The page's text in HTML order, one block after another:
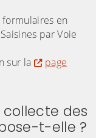
en
par Voie
sur la
page
collecte des
t-elle ?